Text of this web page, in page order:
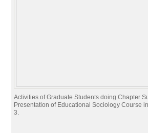
Activities of Graduate Students doing Chapter
Presentation of Educational Sociology Course
3.